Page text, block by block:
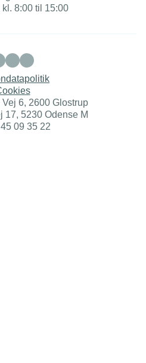
kl. 8:00 til 15:00
6, 2600 Glostrup
5230 Odense M
09 35 22